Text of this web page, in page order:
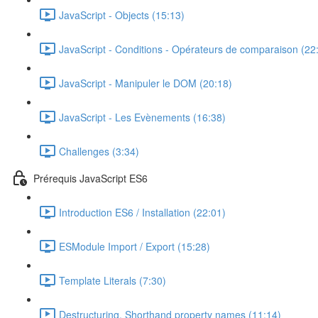
JavaScript - Objects (15:13)
JavaScript - Conditions - Opérateurs de comparaison
JavaScript - Manipuler le DOM (20:18)
JavaScript - Les Evènements (16:38)
Challenges (3:34)
Prérequis JavaScript ES6
Introduction ES6 / Installation (22:01)
ESModule Import / Export (15:28)
Template Literals (7:30)
Destructuring, Shorthand property names (11:14)